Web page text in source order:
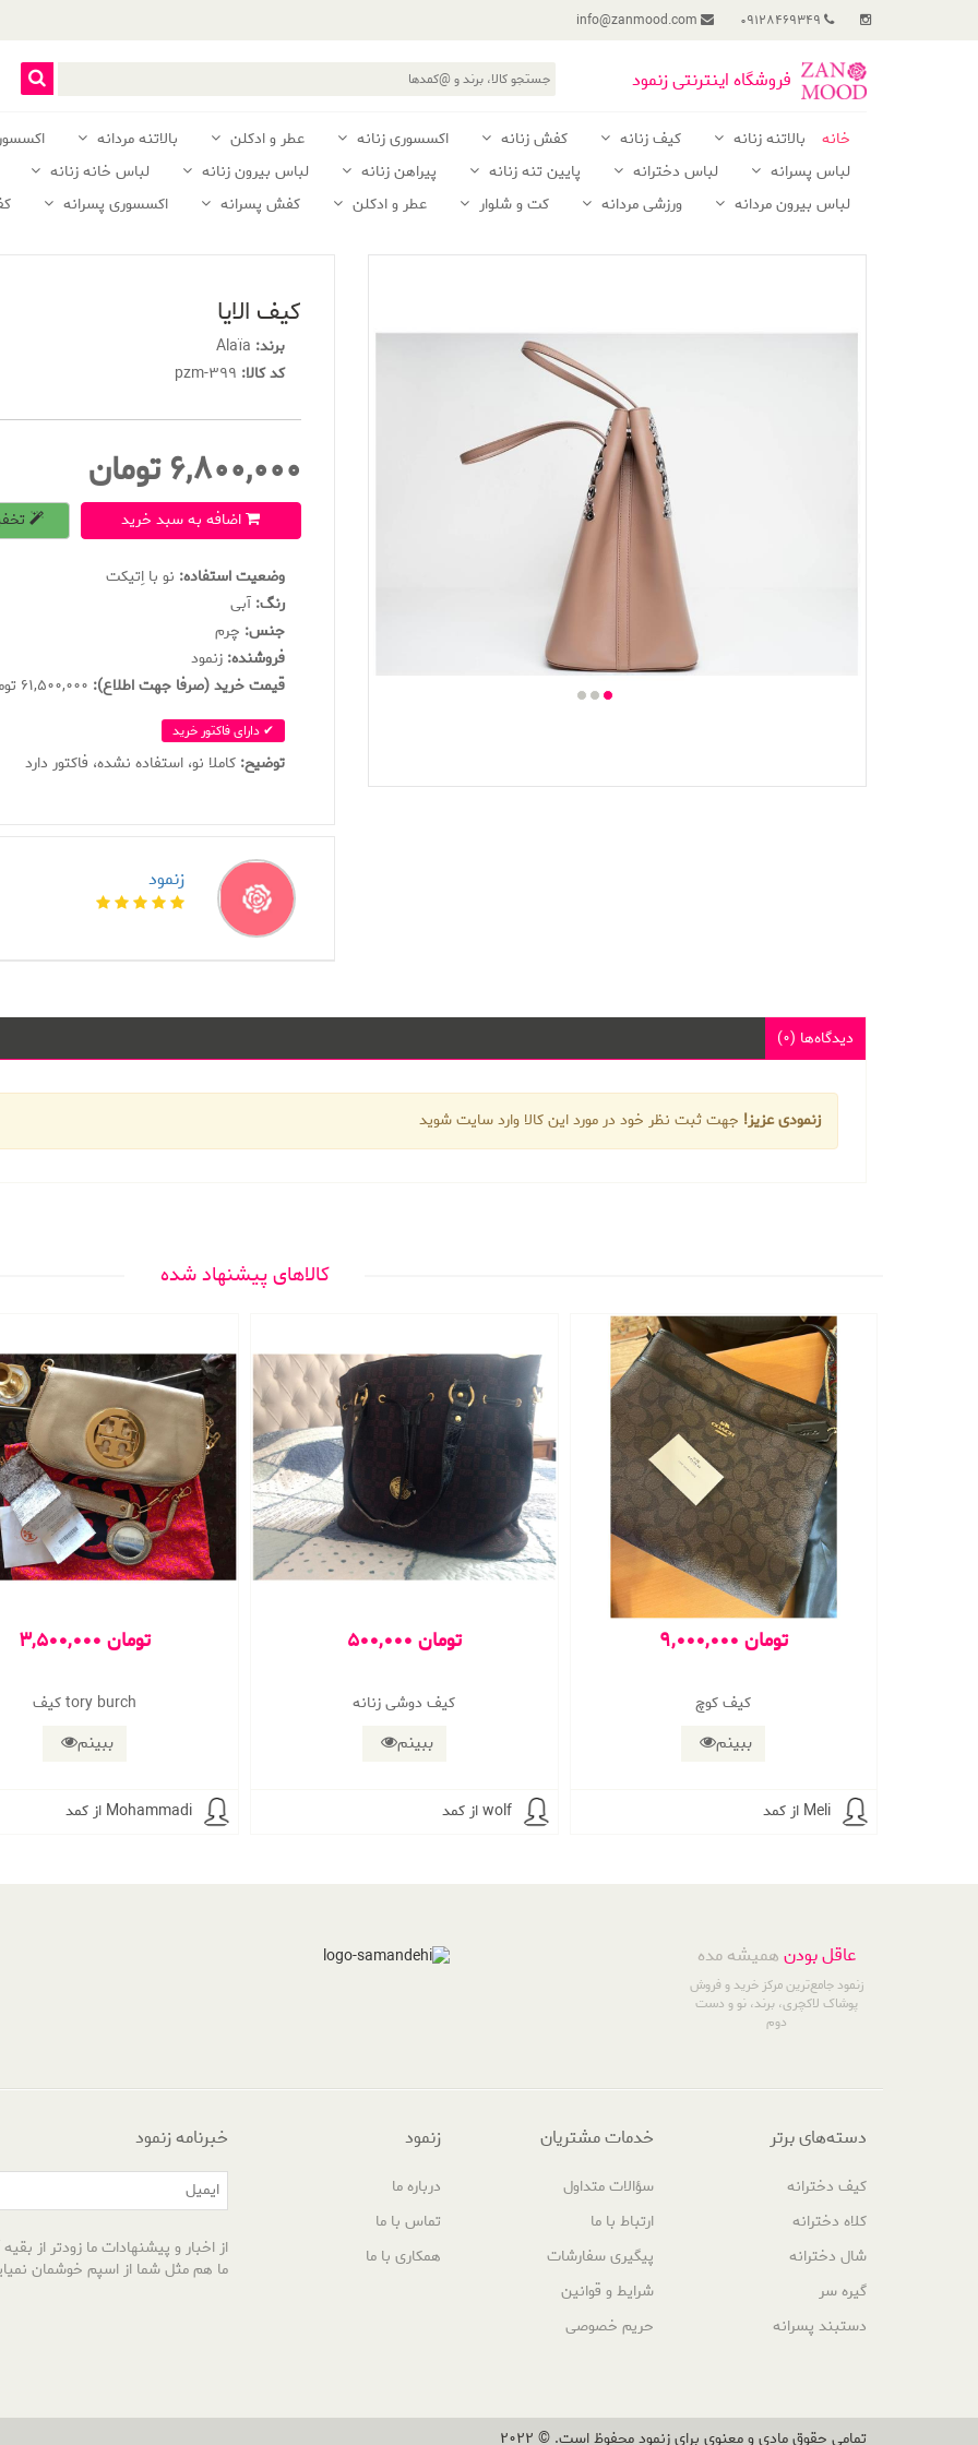
فروشگاه اینترنتی زنمود
خانه بالاتنه زنانه کیف زنانه کفش زنانه اکسسوری زنانه عطر و ادکلن بالاتنه مردانه
لباس پسرانه
لباس دخترانه پایین تنه زنانه پیراهن زنانه لباس بیرون زنانه لباس خانه زنانه
لباس بیرون مردانه
ورزشی مردانه کت و شلوار عطر و ادکلن کفش پسرانه اکسسوری پسرانه
كيف الايا
برند:
کد کالا:
6,800,000 تومان
اضافه به سبد خرید
وضعیت استفاده: نو با اِتیکت
رنگ:آبی
جنس: چرم
فروشنده:زنمود
قیمت خرید (صرفا جهت اطلاع): 61,500,000 تومان
✔ دارای فاکتور خرید
توضیح:كاملا نو، استفاده نشده، فاكتور دارد
زنمود
دیدگاه‌ها (0)
زنمودی عزیز! جهت ثبت نظر خود در مورد این کالا وارد سایت شوید
کالاهای پیشنهاد شده
9,000,000 تومان
کیف کوچ
ببینم
از کمد Meli
500,000 تومان
کیف دوشی زنانه
ببینم
از کمد wolf
3,500,000 تومان
کیف tory burch
ببینم
از کمد Mohammadi
عاقل بودنهمیشه مده
زنمود جامع‌ترین مرکز خرید و فروش
پوشاک لاکچری، برند، نو و دست
دوم
دسته‌های برتر
کیف دخترانه
کلاه دخترانه
شال دخترانه
گیره سر
دستبند پسرانه
خدمات مشتریان
سؤالات متداول
ارتباط با ما
پیگیری سفارشات
شرایط و قوانین
حریم خصوصی
زنمود
درباره ما
تماس با ما
همکاری با ما
خبرنامه زنمود
از اخبار و پیشنهادات ما زودتر از
ما هم مثل شما از اسپم خوشمان
تمامی حقوق مادی و معنوی برای زنمود محفوظ است. © 2022